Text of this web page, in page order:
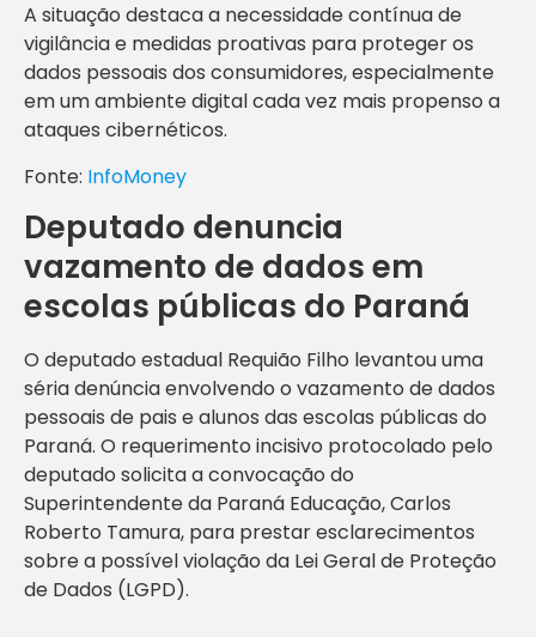
A situação destaca a necessidade contínua de
vigilância e medidas proativas para proteger os
dados pessoais dos consumidores, especialmente
em um ambiente digital cada vez mais propenso a
ataques cibernéticos.
Fonte: InfoMoney
Deputado denuncia
vazamento de dados em
escolas públicas do Paraná
O deputado estadual Requião Filho levantou uma
séria denúncia envolvendo o vazamento de dados
pessoais de pais e alunos das escolas públicas do
Paraná. O requerimento incisivo protocolado pelo
deputado solicita a convocação do
Superintendente da Paraná Educação, Carlos
Roberto Tamura, para prestar esclarecimentos
sobre a possível violação da Lei Geral de Proteção
de Dados (LGPD).